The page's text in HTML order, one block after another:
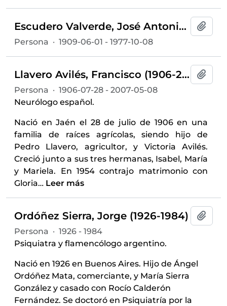
Escudero Valverde, José Antonio (1909-1977)
Persona · 1909-06-01 - 1977-10-08
Llavero Avilés, Francisco (1906-2007)
Persona · 1906-07-28 - 2007-05-08
Neurólogo español.
Nació en Jaén el 28 de julio de 1906 en una
familia de raíces agrícolas, siendo hijo de
Pedro Llavero, agricultor, y Victoria Avilés.
Creció junto a sus tres hermanas, Isabel, María
y Mariela. En 1954 contrajo matrimonio con
Gloria… Leer más
Ordóñez Sierra, Jorge (1926-1984)
Persona · 1926 - 1984
Psiquiatra y flamencólogo argentino.
Nació en 1926 en Buenos Aires. Hijo de Ángel
Ordóñez Mata, comerciante, y María Sierra
González y casado con Rocío Calderón
Fernández. Se doctoró en Psiquiatría por la